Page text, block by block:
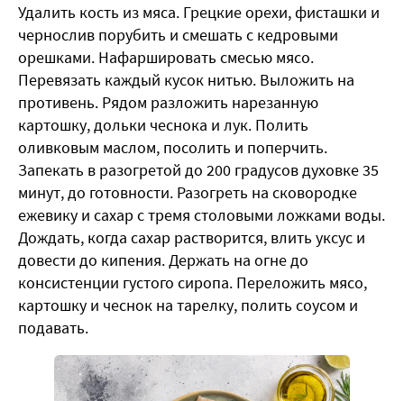
Удалить кость из мяса. Грецкие орехи, фисташки и
чернослив порубить и смешать с кедровыми
орешками. Нафаршировать смесью мясо.
Перевязать каждый кусок нитью. Выложить на
противень. Рядом разложить нарезанную
картошку, дольки чеснока и лук. Полить
оливковым маслом, посолить и поперчить.
Запекать в разогретой до 200 градусов духовке 35
минут, до готовности. Разогреть на сковородке
ежевику и сахар с тремя столовыми ложками воды.
Дождать, когда сахар растворится, влить уксус и
довести до кипения. Держать на огне до
консистенции густого сиропа. Переложить мясо,
картошку и чеснок на тарелку, полить соусом и
подавать.